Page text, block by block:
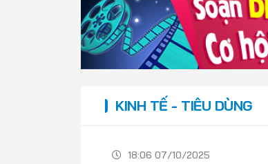
Kinh tế - Tiêu dùng
Đời sống
KINH TẾ - TIÊU DÙNG
18:06 07/10/2025